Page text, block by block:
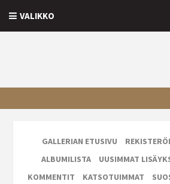
VALIKKO
GALLERIAN ETUSIVU
ALBUMILISTA
UUSIMMAT
KOMMENTIT
KATSOTUIMMAT